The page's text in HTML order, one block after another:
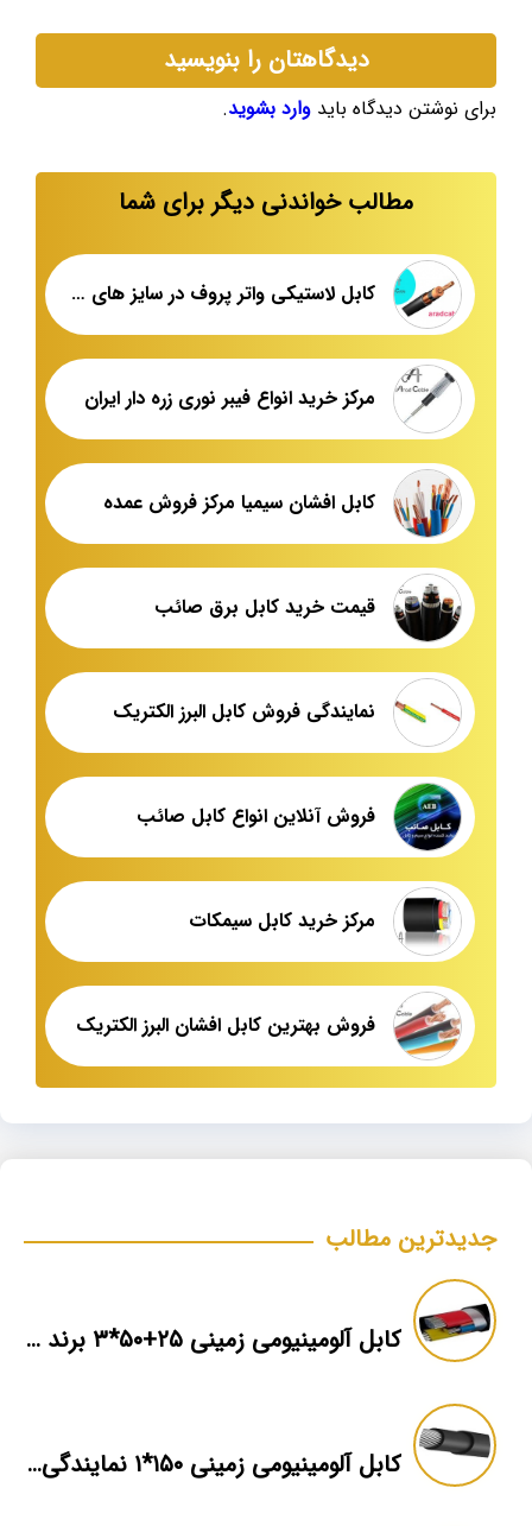
دیدگاهتان را بنویسید
برای نوشتن دیدگاه باید وارد بشوید.
مطالب خواندنی دیگر برای شما
کابل لاستیکی واتر پروف در سایز های مختلف
مرکز خرید انواع فیبر نوری زره دار ایران
کابل افشان سیمیا مرکز فروش عمده
قیمت خرید کابل برق صائب
نمایندگی فروش کابل البرز الکتریک
فروش آنلاین انواع کابل صائب
مرکز خرید کابل سیمکات
فروش بهترین کابل افشان البرز الکتریک
جدیدترین مطالب
کابل آلومینیومی زمینی ۲۵+۵۰*۳ برند ماهان
کابل آلومینیومی زمینی ۱۵۰*۱ نمایندگی فروش